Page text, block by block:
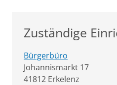
Zuständige
Bürgerbüro
Straße:
Johannismarkt 17
PLZ:
41812 Ort:
Erkelenz